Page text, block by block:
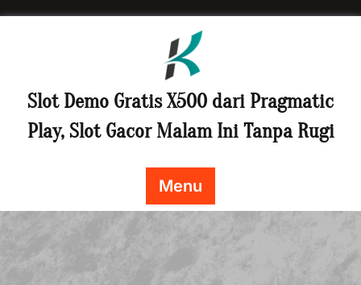
Slot Demo Gratis X500 dari Pragmatic
Play, Slot Gacor Malam Ini Tanpa Rugi
Menu